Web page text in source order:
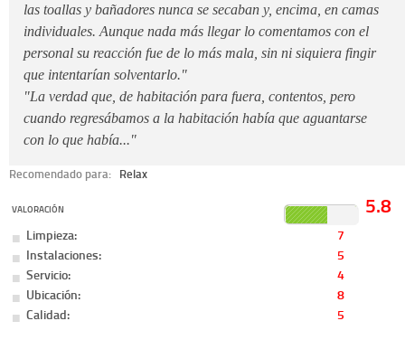
las toallas y bañadores nunca se secaban y, encima, en camas
individuales. Aunque nada más llegar lo comentamos con el
personal su reacción fue de lo más mala, sin ni siquiera fingir
que intentarían solventarlo."
"La verdad que, de habitación para fuera, contentos, pero
cuando regresábamos a la habitación había que aguantarse
con lo que había..."
Recomendado para: Relax
VALORACIÓN 5.8
Limpieza:
7
Instalaciones:
5
Servicio:
4
Ubicación:
8
Calidad:
5